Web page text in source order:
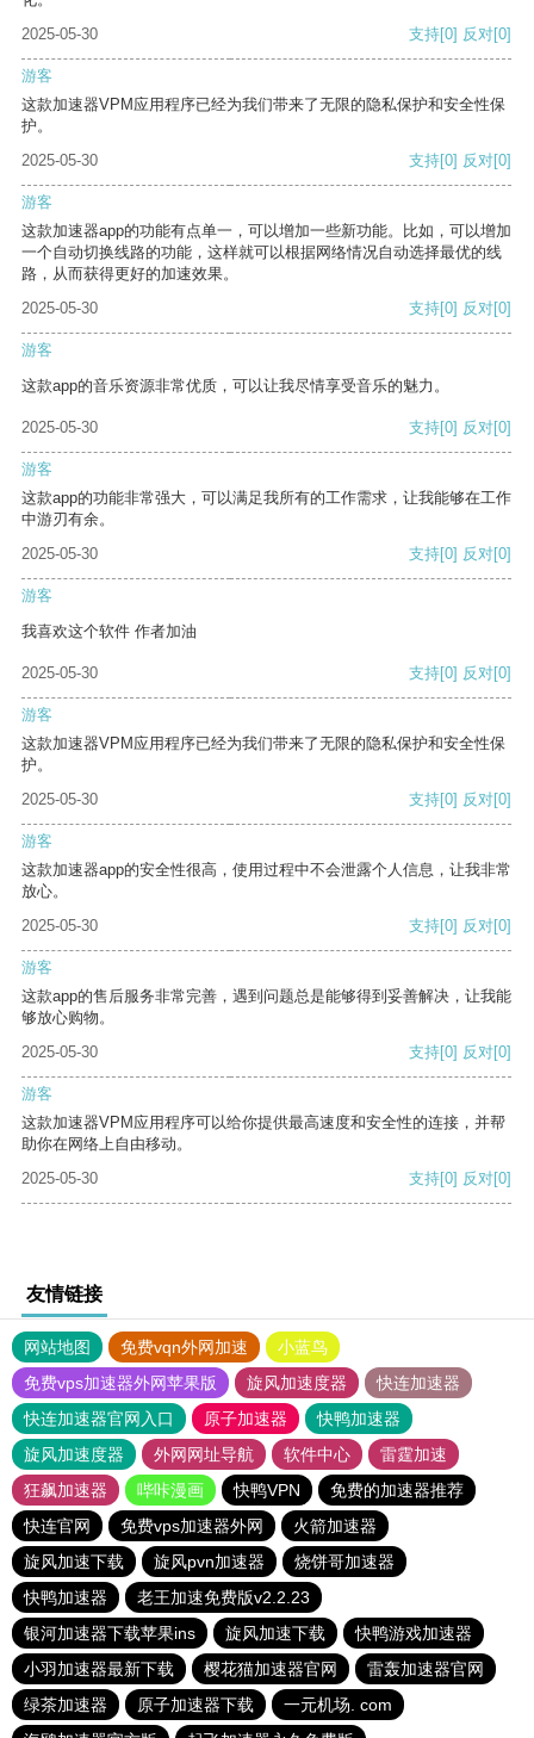
2025-05-30
支持[0] 反对[0]
游客
这款加速器VPM应用程序已经为我们带来了无限的隐私保护和安全性保
护。
2025-05-30
支持[0] 反对[0]
游客
这款加速器app的功能有点单一，可以增加一些新功能。比如，可以增加
一个自动切换线路的功能，这样就可以根据网络情况自动选择最优的线
路，从而获得更好的加速效果。
2025-05-30
支持[0] 反对[0]
游客
这款app的音乐资源非常优质，可以让我尽情享受音乐的魅力。
2025-05-30 支持[0] 反对[0]
游客
这款app的功能非常强大，可以满足我所有的工作需求，让我能够在工作
中游刃有余。
2025-05-30
支持[0] 反对[0]
游客
我喜欢这个软件 作者加油
2025-05-30 支持[0] 反对[0]
游客
这款加速器VPM应用程序已经为我们带来了无限的隐私保护和安全性保
护。
2025-05-30
支持[0] 反对[0]
游客
这款加速器app的安全性很高，使用过程中不会泄露个人信息，让我非常
放心。
2025-05-30
支持[0] 反对[0]
游客
这款app的售后服务非常完善，遇到问题总是能够得到妥善解决，让我能
够放心购物。
2025-05-30
支持[0] 反对[0]
游客
这款加速器VPM应用程序可以给你提供最高速度和安全性的连接，并帮
助你在网络上自由移动。
2025-05-30
支持[0] 反对[0]
友情链接
网站地图 免费vqn外网加速
小蓝鸟
免费vps加速器外网苹果版
旋风加速度器
快连加速器
快连加速器官网入口
原子加速器
快鸭加速器
旋风加速度器
外网网址导航 软件中心
雷霆加速
狂飙加速器
哔咔漫画 快鸭VPN
免费的加速器推荐
快连官网
免费vps加速器外网
火箭加速器
旋风加速下载
旋风pvn加速器
烧饼哥加速器
快鸭加速器
老王加速免费版v2.2.23
银河加速器下载苹果ins
旋风加速下载
快鸭游戏加速器
小羽加速器最新下载
樱花猫加速器官网
雷轰加速器官网
绿茶加速器
原子加速器下载
一元机场. com